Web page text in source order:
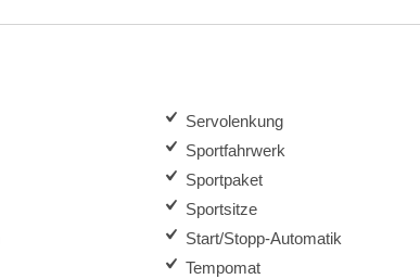
Servolenkung
Sportfahrwerk
Sportpaket
Sportsitze
Start/Stopp-Automatik
Tempomat